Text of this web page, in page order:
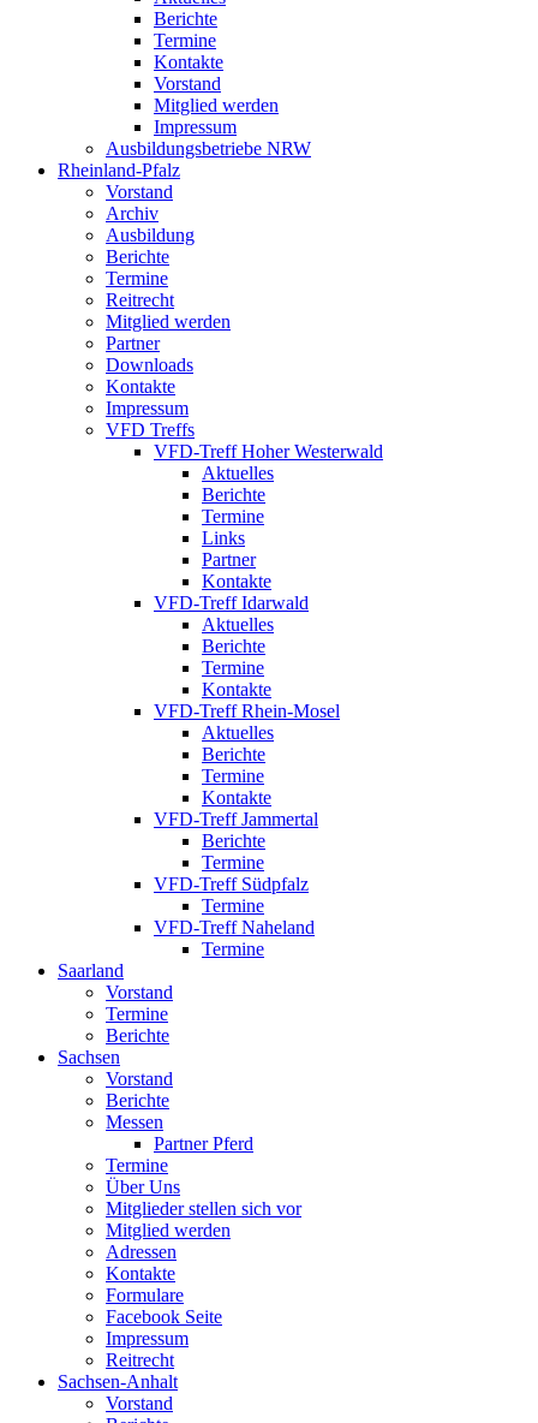
Berichte
Termine
Kontakte
Vorstand
Mitglied werden
Impressum
Ausbildungsbetriebe NRW
Rheinland-Pfalz
Vorstand
Archiv
Ausbildung
Berichte
Termine
Reitrecht
Mitglied werden
Partner
Downloads
Kontakte
Impressum
VFD Treffs
VFD-Treff Hoher Westerwald
Aktuelles
Berichte
Termine
Links
Partner
Kontakte
VFD-Treff Idarwald
Aktuelles
Berichte
Termine
Kontakte
VFD-Treff Rhein-Mosel
Aktuelles
Berichte
Termine
Kontakte
VFD-Treff Jammertal
Berichte
Termine
VFD-Treff Südpfalz
Termine
VFD-Treff Naheland
Termine
Saarland
Vorstand
Termine
Berichte
Sachsen
Vorstand
Berichte
Messen
Partner Pferd
Termine
Über Uns
Mitglieder stellen sich vor
Mitglied werden
Adressen
Kontakte
Formulare
Facebook Seite
Impressum
Reitrecht
Sachsen-Anhalt
Vorstand